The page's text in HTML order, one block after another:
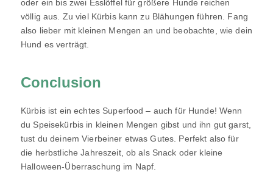
oder ein bis zwei Esslöffel für größere Hunde reichen
völlig aus. Zu viel Kürbis kann zu Blähungen führen. Fang
also lieber mit kleinen Mengen an und beobachte, wie dein
Hund es verträgt.
Conclusion
Kürbis ist ein echtes Superfood – auch für Hunde! Wenn
du Speisekürbis in kleinen Mengen gibst und ihn gut garst,
tust du deinem Vierbeiner etwas Gutes. Perfekt also für
die herbstliche Jahreszeit, ob als Snack oder kleine
Halloween-Überraschung im Napf.